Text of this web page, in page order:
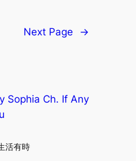
Next Page →
Sophia Ch. If Any
活有時